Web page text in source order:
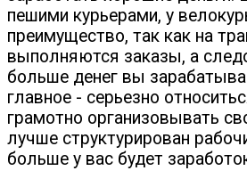
пешими курьерами, у
преимущество, так как на
выполняются заказы, а
больше денег вы
главное - серьезно
грамотно организовывать
лучше структурирован
больше у вас будет